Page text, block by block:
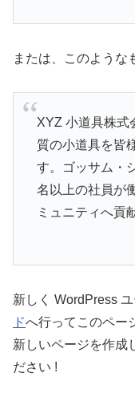
または、このような
XYZ 小道具株式
質の小道具を皆
す。ゴッサム・
名以上の社員が
ミュニティへ貢
新しく WordPress
ドへ行ってこのペー
新しいページを作成
ださい !